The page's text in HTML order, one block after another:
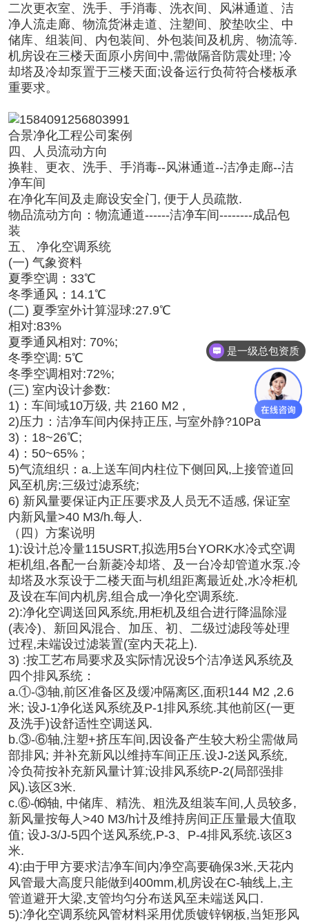
二次更衣室、洗手、手消毒、洗衣间、风淋通道、洁
净人流走廊、物流货淋走道、注塑间、胶垫吹尘、中
储库、组装间、内包装间、外包装间及机房、物流等.
机房设在三楼天面原小房间中,需做隔音防震处理; 冷
却塔及冷却泵置于三楼天面;设备运行负荷符合楼板承
重要求。
合景净化工程公司案例
四、人员流动方向
换鞋、更衣、洗手、手消毒--风淋通道--洁净走廊--洁
净车间
在净化车间及走廊设安全门, 便于人员疏散.
物品流动方向：物流通道------洁净车间--------成品包
装
五、 净化空调系统
(一) 气象资料
夏季空调：33℃
冬季通风：14.1℃
(二) 夏季室外计算湿球:27.9℃
相对:83%
夏季通风相对: 70%;
冬季空调: 5℃
冬季空调相对:72%;
(三) 室内设计参数:
1)：车间域10万级, 共 2160 M2 ,
2)压力：洁净车间内保持正压, 与室外静?10Pa
3)：18~26℃;
4)：50~65% ;
5)气流组织：a.上送车间内柱位下侧回风,上接管道回
风至机房;三级过滤系统;
6) 新风量要保证内正压要求及人员无不适感, 保证室
内新风量>40 M3/h.每人.
（四）方案说明
1):设计总冷量115USRT,拟选用5台YORK水冷式空调
柜机组,各配一台新菱冷却塔、及一台冷却管道水泵.冷
却塔及水泵设于二楼天面与机组距离最近处,水冷柜机
及设在车间内机房,组合成一净化空调系统.
2):净化空调送回风系统,用柜机及组合进行降温除湿
(表冷)、新回风混合、加压、初、二级过滤段等处理
过程,未端设过滤装置(室内天花上).
3) :按工艺布局要求及实际情况设5个洁净送风系统及
四个排风系统：
a.①-③轴,前区准备区及缓冲隔离区,面积144 M2 ,2.6
米; 设J-1净化送风系统及P-1排风系统.其他前区(一更
及洗手)设舒适性空调送风.
b.③-⑥轴,注塑+挤压车间,因设备产生较大粉尘需做局
部排风; 并补充新风以维持车间正压.设J-2送风系统,
冷负荷按补充新风量计算;设排风系统P-2(局部强排
风).该区3米.
c.⑥-⒃轴, 中储库、精洗、粗洗及组装车间,人员较多,
新风量按每人>40 M3/h计及维持房间正压量最大值取
值; 设J-3/J-5四个送风系统,P-3、P-4排风系统.该区3
米.
4):由于甲方要求洁净车间内净空高要确保3米,天花内
风管最大高度只能做到400mm,机房设在С-轴线上,主
管道避开大梁,支管均匀分布送风至未端送风口.
5):净化空调系统风管材料采用优质镀锌钢板,当矩形风
是一级总包资质